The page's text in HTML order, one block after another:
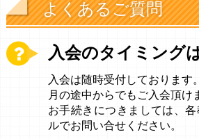
よくあるご質問
入会のタイミング
入会は随時受付しております。
月の途中からでもご入会頂け
お手続きにつきましては、
ルでお問い合せください。